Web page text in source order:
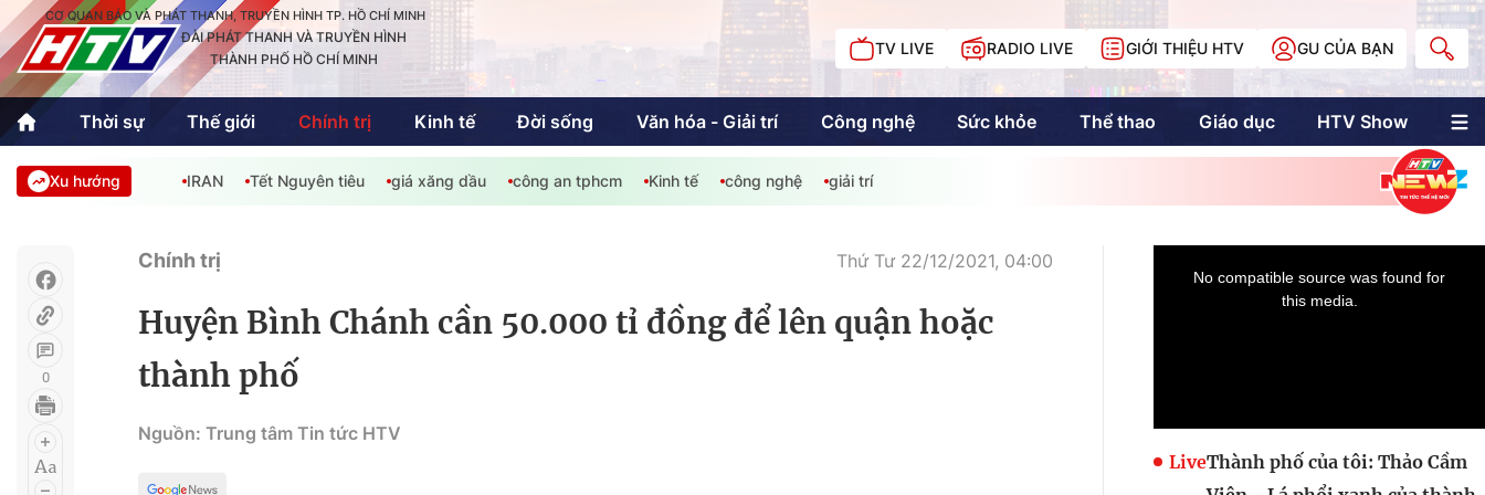
CƠ QUAN BÁO VÀ PHÁT THANH, TRUYỀN HÌNH TP. HỒ CHÍ MINH
ĐÀI PHÁT THANH VÀ TRUYỀN HÌNH
THÀNH PHỐ HỒ CHÍ MINH
TV LIVE RADIO LIVE GIỚI THIỆU HTV GU CỦA BẠN
Thời sự Thế giới Chính trị Kinh tế Đời sống Văn hóa - Giải trí Công nghệ Sức khỏe Thể thao Giáo dục HTV Show
Thời sự
Thể thao
Quốc tế
Văn hóa - Giải trí
Giáo dục Kinh tế
An Sinh
Công nghệ Phóng sự
Multimedia
Multiform
Doanh nhân Sài
Gòn
Xu hướng IRAN Tết Nguyên tiêu giá xăng dầu công an tphcm Kinh tế công nghệ giải trí
0
Chính trị Thứ Tư 22/12/2021, 04:00
Huyện Bình Chánh cần 50.000 tỉ đồng để lên quận hoặc
thành phố
Nguồn: Trung tâm Tin tức HTV
LiveThành phố của tôi: Thảo Cầm